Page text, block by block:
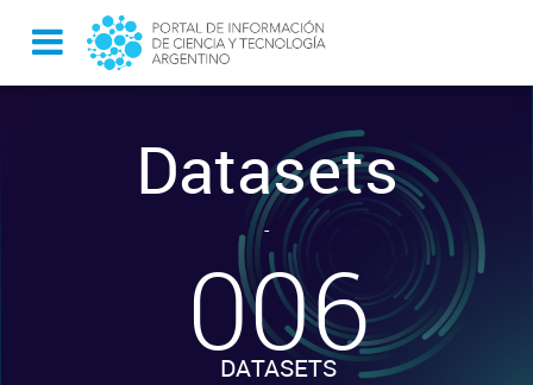
Datasets
-
006
DATASETS